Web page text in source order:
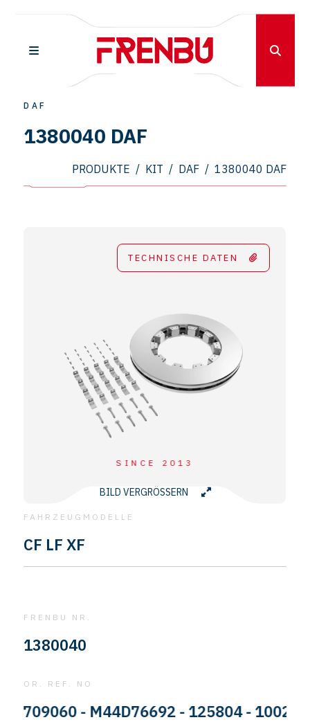
SINCE 2013
DAF
1380040 DAF
PRODUKTE / KIT / DAF / 1380040 DAF
TECHNISCHE DATEN
BILD VERGRÖSSERN
FAHRZEUGMODELLE
CF LF XF
FRENBU NR.
1380040
OR. REF. NO
- M44D76692 - 125804 - 10025445 -